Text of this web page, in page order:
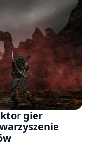
gier